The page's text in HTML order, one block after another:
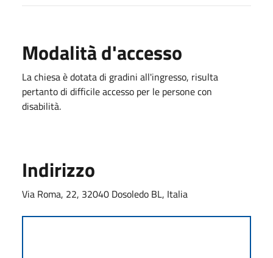
Modalità d'accesso
La chiesa è dotata di gradini all'ingresso, risulta
pertanto di difficile accesso per le persone con
disabilità.
Indirizzo
Via Roma, 22, 32040 Dosoledo BL, Italia